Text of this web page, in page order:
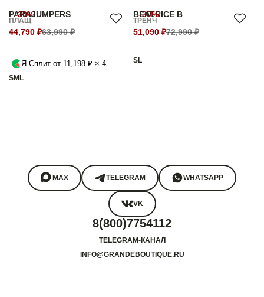
-30%
PARAJUMPERS
ПЛАЩ
44,790 ₽63,990 ₽
Я.Сплит от 11,198 ₽ × 4
SML
-30%
BEATRICE B
ТРЕНЧ
51,090 ₽72,990 ₽
SL
MAX TELEGRAM WHATSAPP
VK
8(800)7754112
TELEGRAM-КАНАЛ
INFO@GRANDEBOUTIQUE.RU